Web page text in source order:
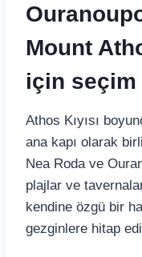
Mount
için seçim
Athos Kıyısı
ana kapı olarak
Nea Roda ve
plajlar ve
kendine özgü bir
gezginlere hitap